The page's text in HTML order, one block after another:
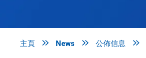
主頁  News  公佈信息 